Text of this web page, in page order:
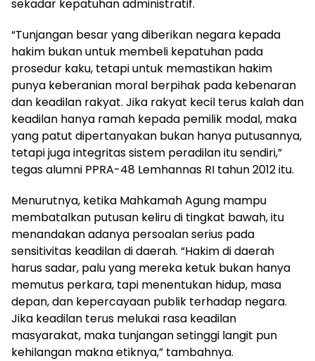
sekadar kepatuhan administratif.
“Tunjangan besar yang diberikan negara kepada
hakim bukan untuk membeli kepatuhan pada
prosedur kaku, tetapi untuk memastikan hakim
punya keberanian moral berpihak pada kebenaran
dan keadilan rakyat. Jika rakyat kecil terus kalah dan
keadilan hanya ramah kepada pemilik modal, maka
yang patut dipertanyakan bukan hanya putusannya,
tetapi juga integritas sistem peradilan itu sendiri,”
tegas alumni PPRA-48 Lemhannas RI tahun 2012 itu.
Menurutnya, ketika Mahkamah Agung mampu
membatalkan putusan keliru di tingkat bawah, itu
menandakan adanya persoalan serius pada
sensitivitas keadilan di daerah. “Hakim di daerah
harus sadar, palu yang mereka ketuk bukan hanya
memutus perkara, tapi menentukan hidup, masa
depan, dan kepercayaan publik terhadap negara.
Jika keadilan terus melukai rasa keadilan
masyarakat, maka tunjangan setinggi langit pun
kehilangan makna etiknya,” tambahnya.